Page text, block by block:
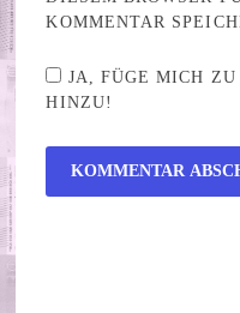
KOMMENTAR
JA, FÜGE MICH
HINZU!